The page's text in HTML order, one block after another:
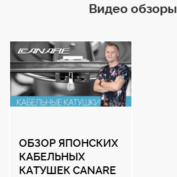
Видео обзоры
ОБЗОР ЯПОНСКИХ
КАБЕЛЬНЫХ
КАТУШЕК CANARE